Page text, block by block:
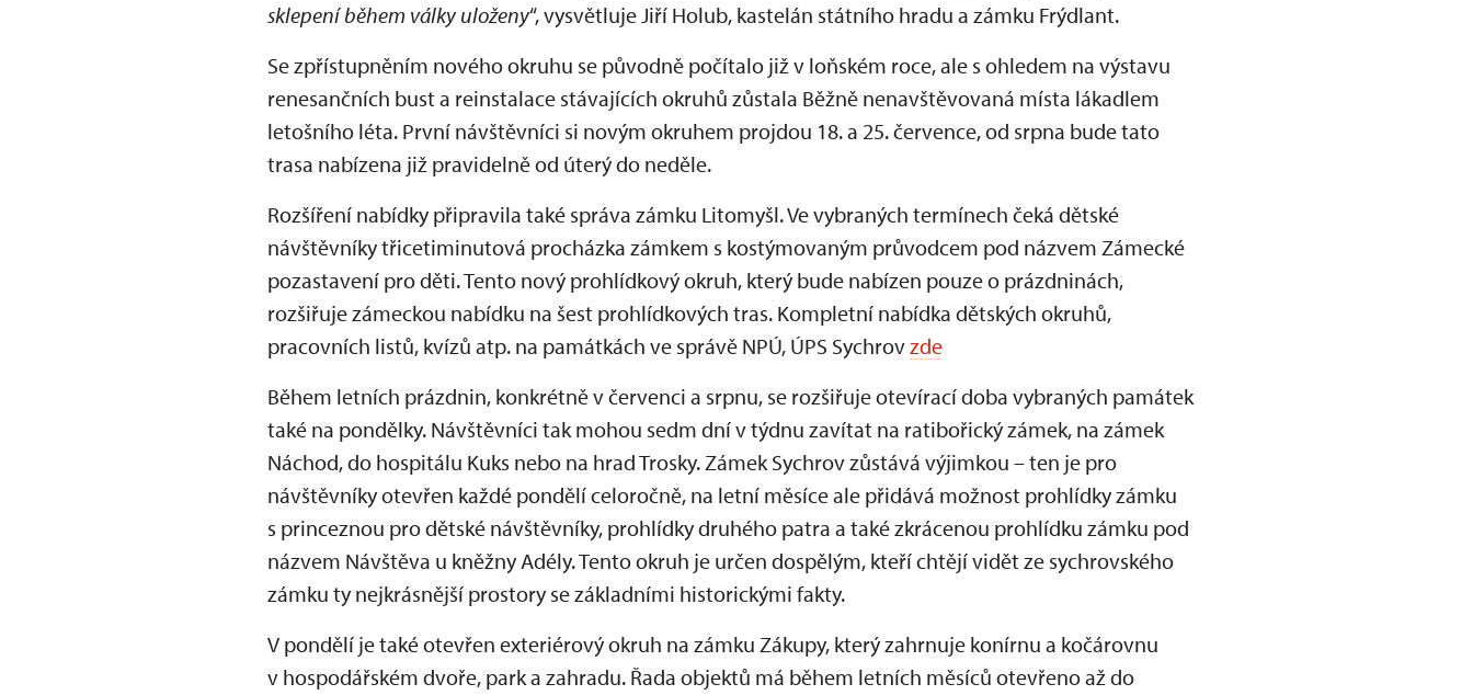
sklepení během války uloženy“, vysvětluje Jiří Holub, kastelán státního hradu a zámku Frýdlant.
Se zpřístupněním nového okruhu se původně počítalo již v loňském roce, ale s ohledem na výstavu
renesančních bust a reinstalace stávajících okruhů zůstala Běžně nenavštěvovaná místa lákadlem
letošního léta. První návštěvníci si novým okruhem projdou 18. a 25. července, od srpna bude tato
trasa nabízena již pravidelně od úterý do neděle.
Rozšíření nabídky připravila také správa zámku Litomyšl. Ve vybraných termínech čeká dětské
návštěvníky třicetiminutová procházka zámkem s kostýmovaným průvodcem pod názvem Zámecké
pozastavení pro děti. Tento nový prohlídkový okruh, který bude nabízen pouze o prázdninách,
rozšiřuje zámeckou nabídku na šest prohlídkových tras. Kompletní nabídka dětských okruhů,
pracovních listů, kvízů atp. na památkách ve správě NPÚ, ÚPS Sychrovzde
Během letních prázdnin, konkrétně v červenci a srpnu, se rozšiřuje otevírací doba vybraných památek
také na pondělky. Návštěvníci tak mohou sedm dní v týdnu zavítat na ratibořický zámek, na zámek
Náchod, do hospitálu Kuks nebo na hrad Trosky. Zámek Sychrov zůstává výjimkou – ten je pro
návštěvníky otevřen každé pondělí celoročně, na letní měsíce ale přidává možnost prohlídky zámku
s princeznou pro dětské návštěvníky, prohlídky druhého patra a také zkrácenou prohlídku zámku pod
názvem Návštěva u kněžny Adély. Tento okruh je určen dospělým, kteří chtějí vidět ze sychrovského
zámku ty nejkrásnější prostory se základními historickými fakty.
V pondělí je také otevřen exteriérový okruh na zámku Zákupy, který zahrnuje konírnu a kočárovnu
v hospodářském dvoře, park a zahradu. Řada objektů má během letních měsíců otevřeno až do